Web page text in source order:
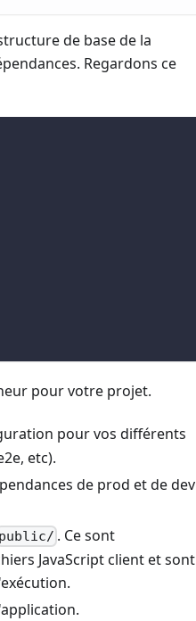
de base de la
Regardons ce
pour votre projet.
pour vos différents
etc).
de prod et de dev
public/ . Ce sont
JavaScript client et sont